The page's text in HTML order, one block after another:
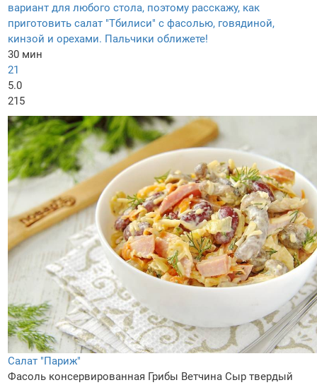
вариант для любого стола, поэтому расскажу, как
приготовить салат "Тбилиси" с фасолью, говядиной,
кинзой и орехами. Пальчики оближете!
30 мин
21
5.0
215
Салат "Париж"
Фасоль консервированная Грибы Ветчина Сыр твердый